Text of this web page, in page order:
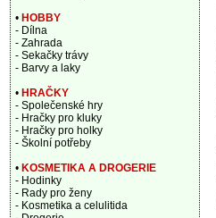
• HOBBY
- Dílna
- Zahrada
- Sekačky trávy
- Barvy a laky
• HRAČKY
- Společenské hry
- Hračky pro kluky
- Hračky pro holky
- Školní potřeby
• KOSMETIKA A DROGERIE
- Hodinky
- Rady pro ženy
- Kosmetika a celulitida